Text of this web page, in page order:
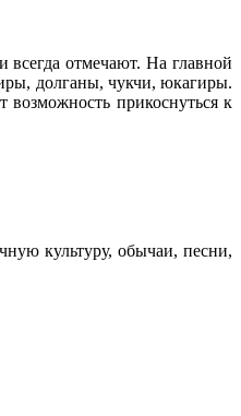
отмечают. На главной
долганы, чукчи, юкагиры.
возможность прикоснуться к
культуру, обычаи, песни,